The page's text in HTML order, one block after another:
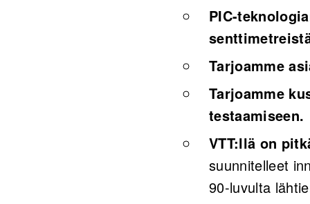
PIC-
Tarjoamme
Tarjoamme
testaamiseen.
VTT:llä on
suunnitelleet
90-luvulta